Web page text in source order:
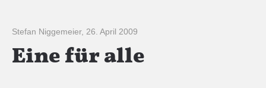
Stefan Niggemeier, 26. April 2009
Eine für alle